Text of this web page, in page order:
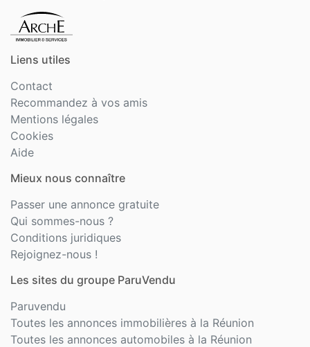
Liens utiles
Contact
Recommandez à vos amis
Mentions légales
Cookies
Aide
Mieux nous connaître
Passer une annonce gratuite
Qui sommes-nous ?
Conditions juridiques
Rejoignez-nous !
Les sites du groupe ParuVendu
Paruvendu
Toutes les annonces immobilières à la Réunion
Toutes les annonces automobiles à la Réunion